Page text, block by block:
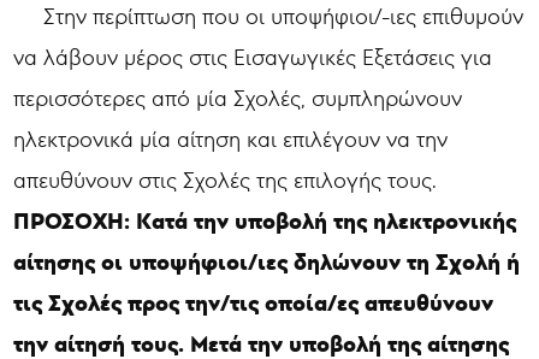
Στην περίπτωση που οι υποψήφιοι/-ιες επιθυμούν
να λάβουν μέρος στις Εισαγωγικές Εξετάσεις για
περισσότερες από μία Σχολές, συμπληρώνουν
ηλεκτρονικά μία αίτηση και επιλέγουν να την
απευθύνουν στις Σχολές της επιλογής τους.
ΠΡΟΣΟΧΗ: Κατά την υποβολή της ηλεκτρονικής
αίτησης οι υποψήφιοι/ιες δηλώνουν τη Σχολή ή
τις Σχολές προς την/τις οποία/ες απευθύνουν
την αίτησή τους. Μετά την υποβολή της αίτησης